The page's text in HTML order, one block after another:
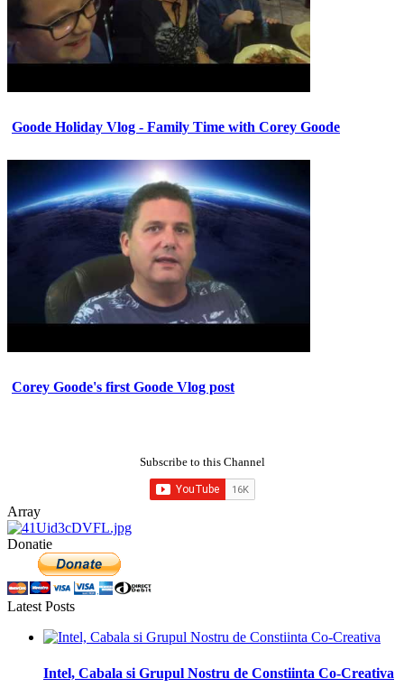
Goode Holiday Vlog - Family Time with Corey Goode
Corey Goode's first Goode Vlog post
Subscribe to this Channel
Array
Donatie
Latest Posts
Intel, Cabala si Grupul Nostru de Constiinta Co-Creativa